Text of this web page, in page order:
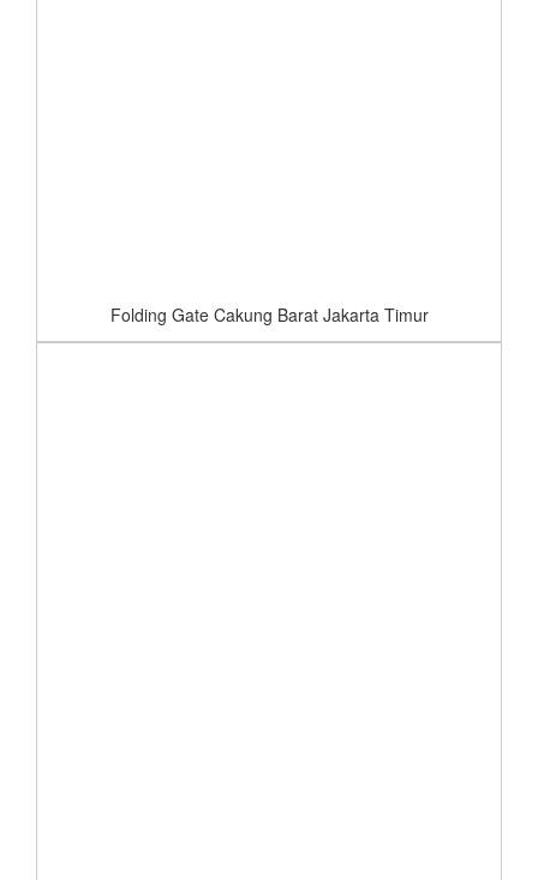
Folding Gate Cakung Barat Jakarta Timur